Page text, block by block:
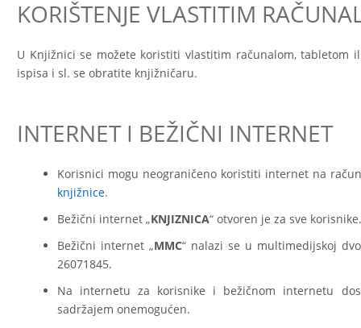
KORIŠTENJE VLASTITIM
U Knjižnici se možete koristiti vlastitim računalom, tabletom
ispisa i sl. se obratite knjižničaru.
INTERNET I BEŽIČNI INTERNET
Korisnici mogu neograničeno koristiti internet na
knjižnice.
Bežični internet „KNJIZNICA“ otvoren je za sve
Bežični internet „MMC“ nalazi se u multimedijskoj
26071845.
Na internetu za korisnike i bežičnom internetu
sadržajem onemogućen.